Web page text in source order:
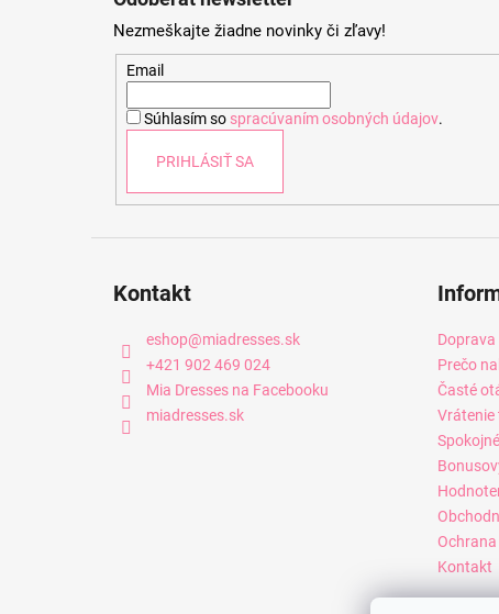
Nezmeškajte žiadne novinky či zľavy!
Email
Súhlasím so spracúvaním osobných údajov.
PRIHLÁSIŤ SA
Kontakt
eshop@miadresses.sk
+421 902 469 024
Mia Dresses na Facebooku
miadresses.sk
Prečo
Časté
Vrátenie
Kontakt